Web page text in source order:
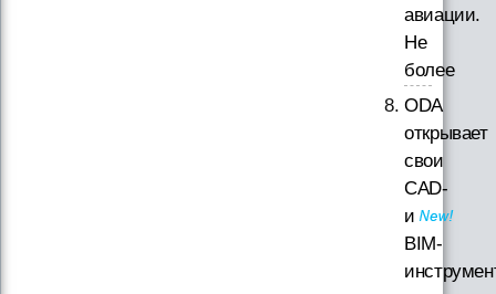
авиации.
Не
более
ODA
открывает
свои
CAD-
и
BIM-